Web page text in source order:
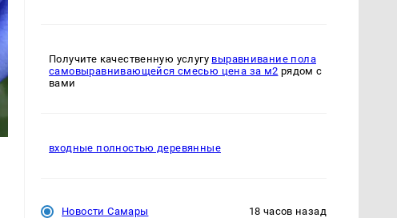
Получите качественную услугу выравнивание пола
самовыравнивающейся смесью цена за м2 рядом с
вами
входные полностью деревянные
Новости Самары 18 часов назад